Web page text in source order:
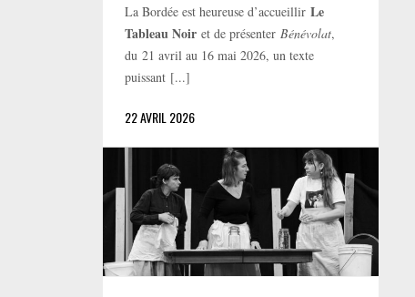
La Bordée est heureuse d’accueillirLe
Tableau Noir et de présenterBénévolat,
du 21 avril au 16 mai 2026, un texte
puissant [...]
22 AVRIL 2026